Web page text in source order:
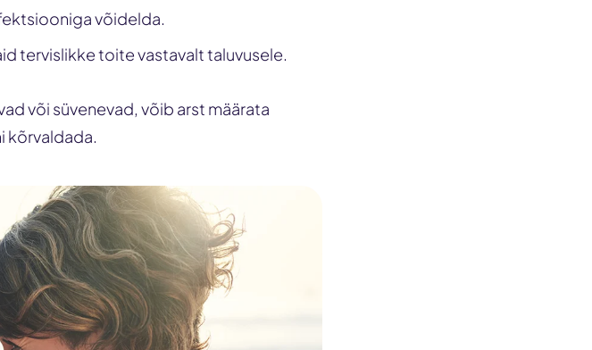
võidelda.
tervislikke toite vastavalt taluvusele.
või süvenevad, võib arst määrata
kõrvaldada.